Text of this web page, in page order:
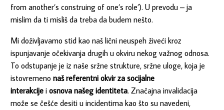
from another’s construing of one’s role’). U prevodu – ja
mislim da ti misliš da treba da budem nešto.
Mi doživljavamo stid kao naš lični neuspeh živeći kroz
ispunjavanje očekivanja drugih u okviru nekog važnog odnosa.
To odstupanje je iz naše sržne strukture, sržne uloge, koja je
istovremeno naš referentni okvir za socijalne
interakcije i osnova našeg identiteta. Značajna invalidacija
može se češće desiti u incidentima kao što su navedeni,